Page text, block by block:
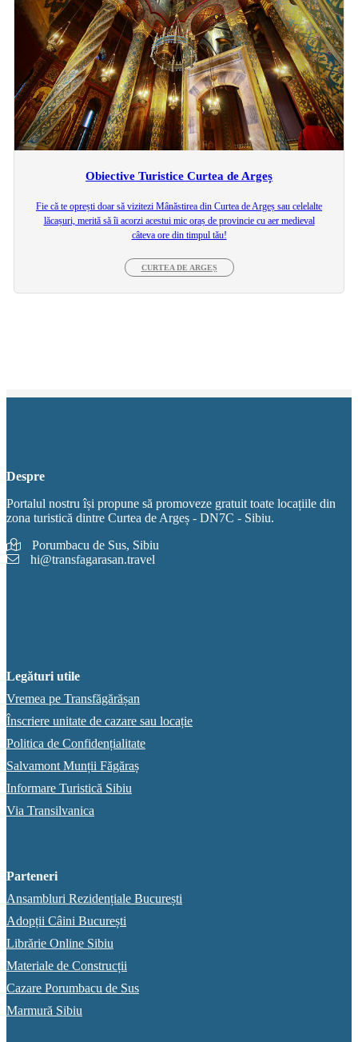
Obiective Turistice Curtea de Argeș
Fie că te oprești doar să vizitezi Mânăstirea din Curtea de Argeș sau celelalte
lăcașuri, merită să îi acorzi acestui mic oraș de provincie cu aer medieval
câteva ore din timpul tău!
CURTEA DE ARGEȘ
Despre
Portalul nostru își propune să promoveze gratuit toate locațiile din
zona turistică dintre Curtea de Argeș - DN7C - Sibiu.
Porumbacu de Sus, Sibiu
hi@transfagarasan.travel
Legături utile
Vremea pe Transfăgărășan
Înscriere unitate de cazare sau locație
Politica de Confidențialitate
Salvamont Munții Făgăraș
Informare Turistică Sibiu
Via Transilvanica
Parteneri
Ansambluri Rezidențiale București
Adopții Câini București
Librărie Online Sibiu
Materiale de Construcții
Cazare Porumbacu de Sus
Marmură Sibiu